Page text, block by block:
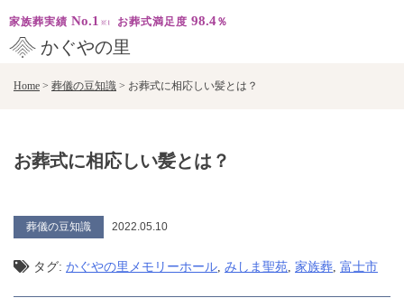
かぐやの里
家族葬実績 No.1 お葬式満足度 98.4％
Home > 葬儀の豆知識 > お葬式に相応しい髪とは？
お葬式に相応しい髪とは？
葬儀の豆知識 2022.05.10
タグ: かぐやの里メモリーホール, みしま聖苑, 家族葬, 富士市